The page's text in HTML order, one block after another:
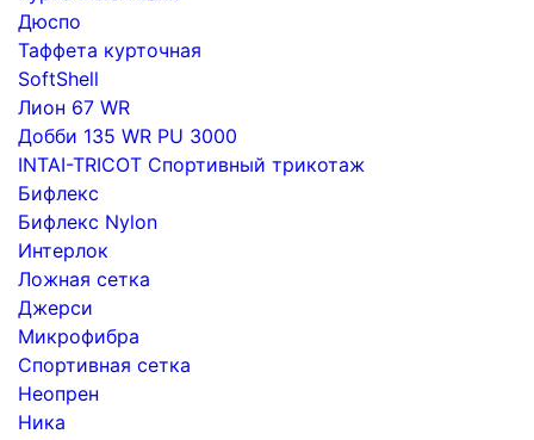
Дюспо
Таффета курточная
SoftShell
Лион 67 WR
Добби 135 WR PU 3000
INTAI-TRICOT Спортивный трикотаж
Бифлекс
Бифлекс Nylon
Интерлок
Ложная сетка
Джерси
Микрофибра
Спортивная сетка
Неопрен
Ника